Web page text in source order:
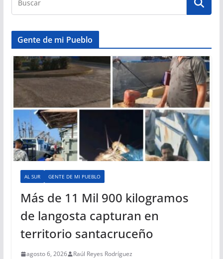
Gente de mi Pueblo
AL SUR GENTE DE MI PUEBLO
Más de 11 Mil 900 kilogramos
de langosta capturan en
territorio santacruceño
agosto 6, 2026 Raúl Reyes Rodríguez